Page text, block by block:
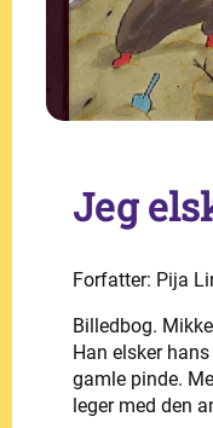
Jeg
Forfatter: Pija
Billedbog.
Han elsker
gamle pinde.
leger med den